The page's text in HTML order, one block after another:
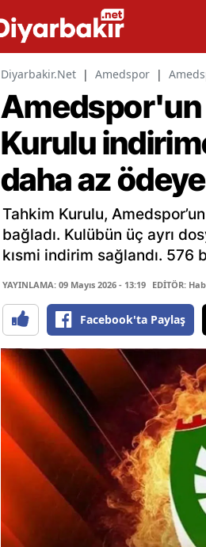
Diyarbakir.Net | Amedspor |
Amedspor'un
Kurulu
daha az
Tahkim Kurulu,
bağladı. Kulübün üç ayrı
kısmi indirim sağlandı. 576
YAYINLAMA: 09 Mayıs 2026 - 13:19 EDİTÖR:
Facebook'ta Paylaş